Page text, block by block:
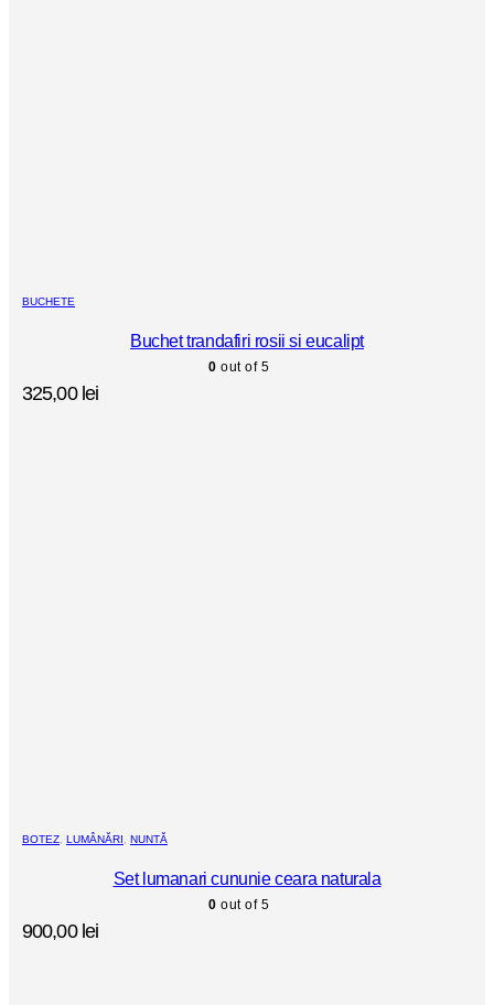
BUCHETE
Buchet trandafiri rosii si eucalipt
0 out of 5
325,00 lei
BOTEZ LUMÂNĂRI NUNTĂ
Set lumanari cununie ceara naturala
0 out of 5
900,00 lei